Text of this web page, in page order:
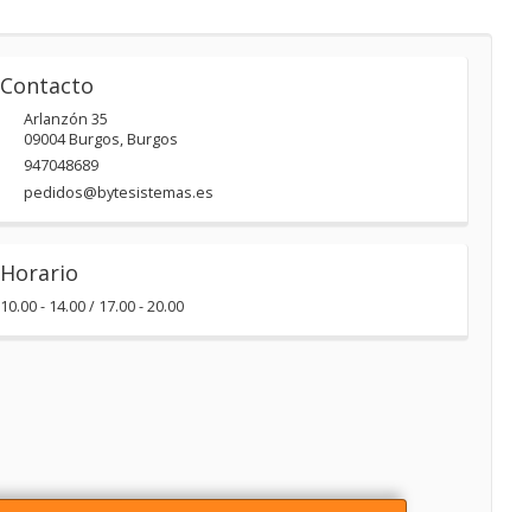
Contacto
Arlanzón 35
09004Burgos,Burgos
947048689
pedidos@bytesistemas.es
Horario
10.00 - 14.00 / 17.00 - 20.00